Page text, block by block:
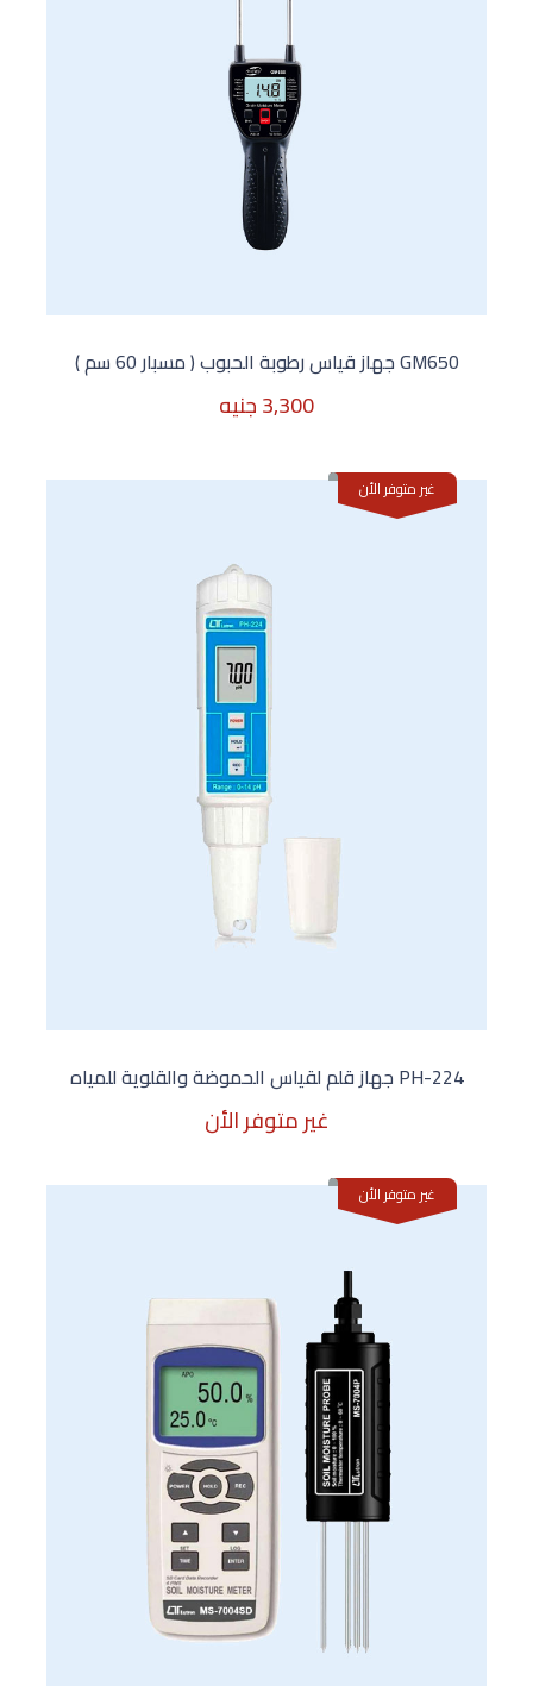
GM650 جهاز قياس رطوبة الحبوب ( مسبار 60 سم )
3,300 جنيه
غير متوفر الأن
PH-224 جهاز قلم لقياس الحموضة والقلوية للمياه
غير متوفر الأن
غير متوفر الأن